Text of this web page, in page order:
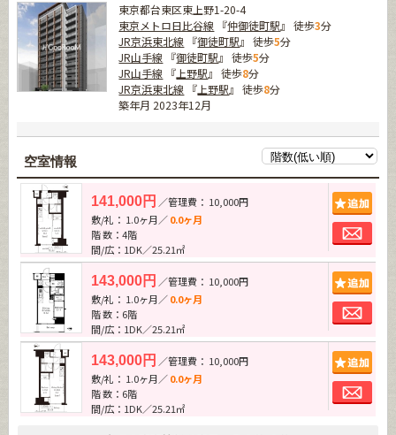
東京都台東区東上野1-20-4
東京メトロ日比谷線 『仲御徒町駅』 徒歩3分
JR京浜東北線 『御徒町駅』 徒歩5分
JR山手線 『御徒町駅』 徒歩5分
JR山手線 『 上野駅』 徒歩8分
JR京浜東北線 『 上野駅』 徒歩8分
築年月 2023年12月
空室情報
141,000円 ／管理費： 10,000円
敷/礼： 1.0ヶ月／0.0ヶ月
階 数：4階
間/広：1DK／25.21㎡
143,000円 ／管理費： 10,000円
敷/礼： 1.0ヶ月／0.0ヶ月
階 数：6階
間/広：1DK／25.21㎡
143,000円 ／管理費： 10,000円
敷/礼： 1.0ヶ月／0.0ヶ月
階 数：6階
間/広：1DK／25.21㎡